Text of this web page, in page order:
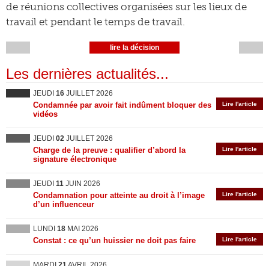
de réunions collectives organisées sur les lieux de
travail et pendant le temps de travail.
lire la décision
Les dernières actualités...
JEUDI 16 JUILLET 2026
Lire l'article
Condamnée par avoir fait indûment bloquer des
vidéos
JEUDI 02 JUILLET 2026
Lire l'article
Charge de la preuve : qualifier d’abord la
signature électronique
JEUDI 11 JUIN 2026
Lire l'article
Condamnation pour atteinte au droit à l’image
d’un influenceur
LUNDI 18 MAI 2026
Lire l'article
Constat : ce qu’un huissier ne doit pas faire